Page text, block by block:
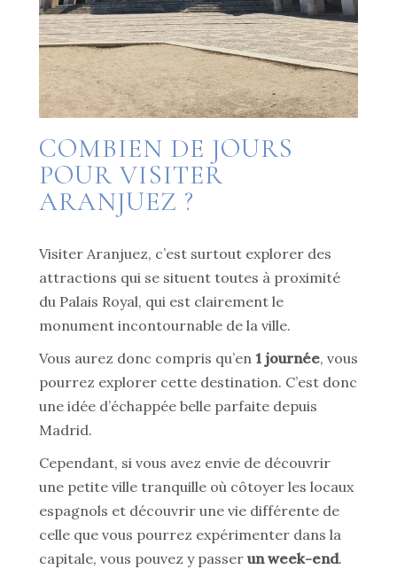
COMBIEN DE JOURS
POUR VISITER
ARANJUEZ ?
Visiter Aranjuez, c’est surtout explorer des
attractions qui se situent toutes à proximité
du Palais Royal, qui est clairement le
monument incontournable de la ville.
Vous aurez donc compris qu’en 1 journée, vous
pourrez explorer cette destination. C’est donc
une idée d’échappée belle parfaite depuis
Madrid.
Cependant, si vous avez envie de découvrir
une petite ville tranquille où côtoyer les locaux
espagnols et découvrir une vie différente de
celle que vous pourrez expérimenter dans la
capitale, vous pouvez y passer un week-end.